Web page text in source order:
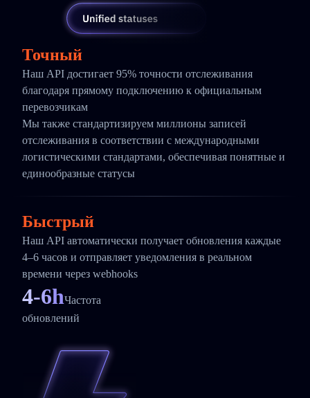
Точный
Наш API достигает 95% точности отслеживания
благодаря прямому подключению к официальным
перевозчикам
Мы также стандартизируем миллионы записей
отслеживания в соответствии с международными
логистическими стандартами, обеспечивая понятные и
единообразные статусы
Быстрый
Наш API автоматически получает обновления каждые
4–6 часов и отправляет уведомления в реальном
времени через webhooks
4-6hЧастота
обновлений